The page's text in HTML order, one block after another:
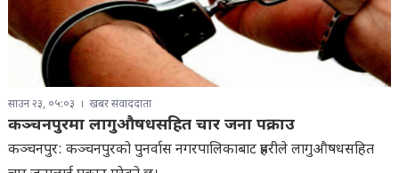
साउन २३, ०५:०३ खबर संवाददाता
कञ्चनपुरमा लागुऔषधसहित चार जना पक्राउ
कञ्चनपुर: कञ्चनपुरको पुनर्वास नगरपालिकाबाट प्रहरीले लागुऔषधसहित